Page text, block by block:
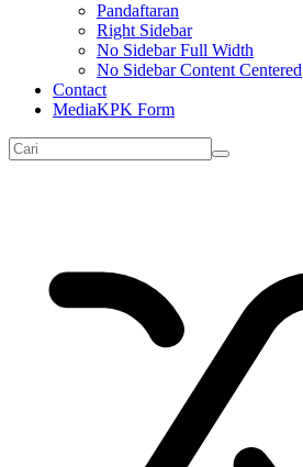
Pandaftaran
Right Sidebar
No Sidebar Full Width
No Sidebar Content Centered
Contact
MediaKPK Form